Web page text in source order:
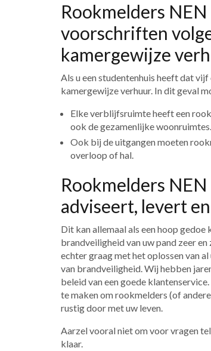
Rookmelders
voorschriften
kamergewijze
Als u een studentenhuis heeft dat
kamergewijze verhuur. In dit geval
Elke verblijfsruimte heeft een
ook de gezamenlijke woonruimtes.
Ook bij de uitgangen moeten
overloop of hal.
Rookmelders
adviseert, levert
Dit kan allemaal als een hoop
brandveiligheid van uw pand zeer
echter graag met het oplossen van
van brandveiligheid. Wij hebben
beleid van een goede
te maken om rookmelders (of
rustig door met uw leven.
Aarzel vooral niet om voor vragen
klaar.